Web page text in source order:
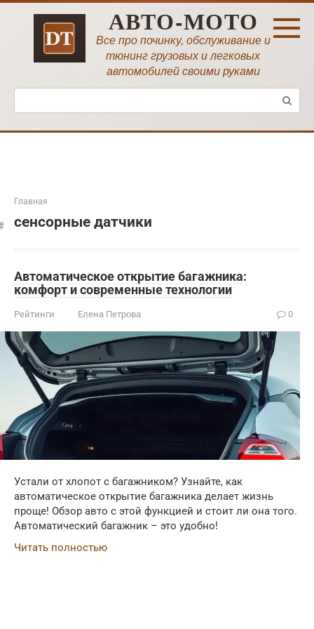
Перейти
АВТО-МОТО
Все про починку, обслуживание и
тюнинг грузовых и легковых
автомобилей своими руками
Поиск:
Главная
сенсорные датчики
Автоматическое открытие багажника:
комфорт и современные технологии
Рейтинги Елена Петрова 0
Устали от хлопот с багажником? Узнайте, как
автоматическое открытие багажника делает жизнь
проще! Обзор авто с этой функцией и стоит ли она того.
Автоматический багажник – это удобно!
Читать полностью